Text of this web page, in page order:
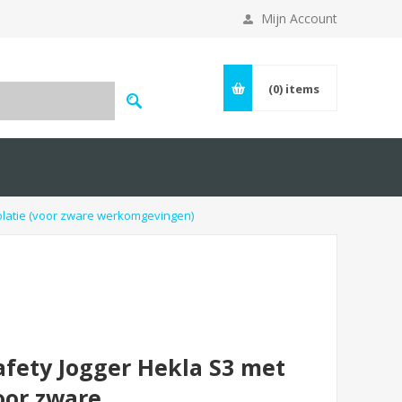
Mijn Account
(0) items
(voor zware werkomgevingen)
Jogger Hekla S3 met